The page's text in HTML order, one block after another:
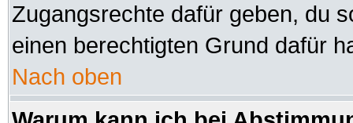
Zugangsrechte dafür geben, du
einen berechtigten Grund dafür
Nach oben